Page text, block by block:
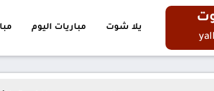
يلا شوت مباريات اليوم